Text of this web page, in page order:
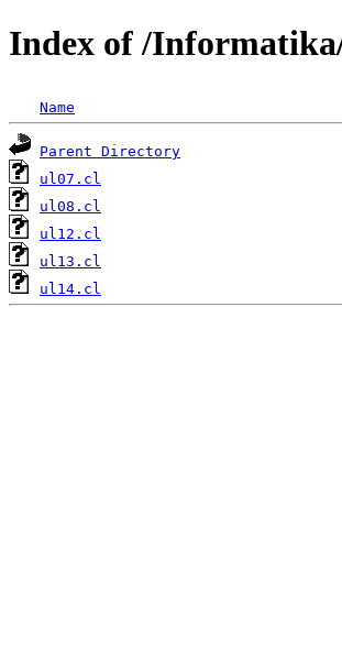
Index of /
Name
Parent Directory
ul07.cl
ul08.cl
ul12.cl
ul13.cl
ul14.cl